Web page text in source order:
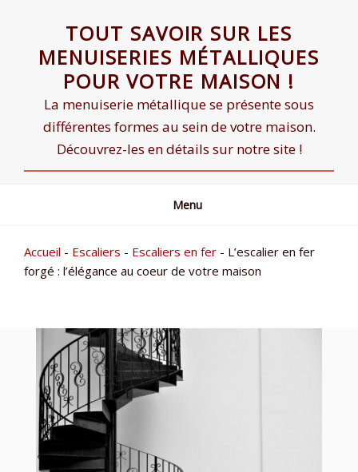
content
TOUT SAVOIR SUR LES
MENUISERIES MÉTALLIQUES
POUR VOTRE MAISON !
La menuiserie métallique se présente sous
différentes formes au sein de votre maison.
Découvrez-les en détails sur notre site !
Menu
Accueil - Escaliers - Escaliers en fer - L’escalier en fer
forgé : l’élégance au coeur de votre maison